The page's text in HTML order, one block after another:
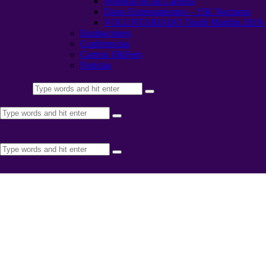
Datos Entrenamientos – 15K Nocturna
VOLUNTARIADO Triatló Maritim 2019
Equipaciones
Conferencias
Carrera 10kFem
Noticias